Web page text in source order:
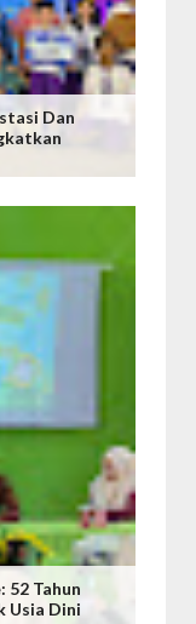
Dan
52 Tahun
Usia Dini